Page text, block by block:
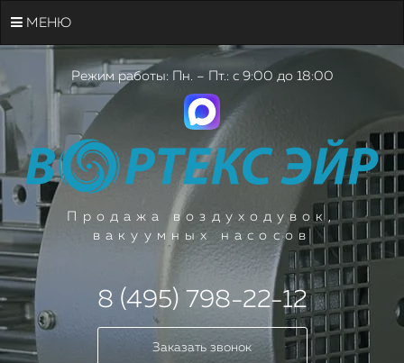
МЕНЮ
Режим работы: Пн. – Пт.: с 9:00 до 18:00
Продажа воздуходувок,
вакуумных насосов
8 (495) 798-22-12
Заказать звонок